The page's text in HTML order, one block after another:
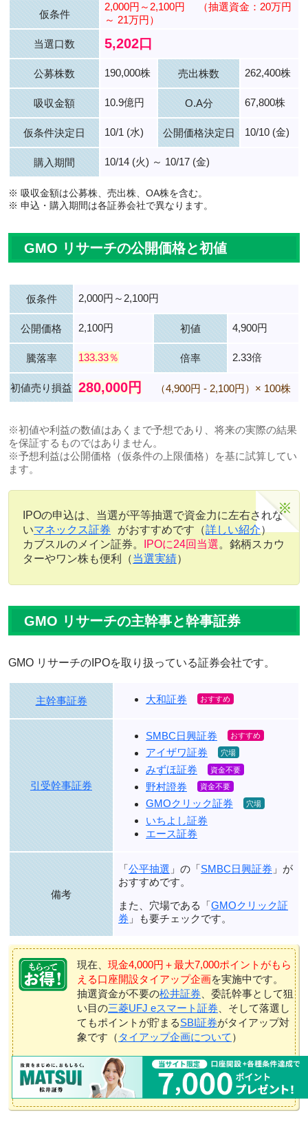
仮条件
2,000円～2,100円
（抽選資金：20万円
～ 21万円）
当選口数 5,202口
公募株数 190,000株 売出株数 262,400株
吸収金額 10.9億円 O.A分 67,800株
仮条件決定日 10/1 (水) 公開価格決定日 10/10 (金)
購入期間 10/14 (火) ～ 10/17 (金)
※ 吸収金額は公募株、売出株、OA株を含む。
※ 申込・購入期間は各証券会社で異なります。
GMO リサーチの公開価格と初値
仮条件 2,000円～2,100円
公開価格 2,100円 初値 4,900円
騰落率 133.33％ 倍率 2.33倍
初値売り損益 280,000円 （4,900円 - 2,100円）× 100株
※初値や利益の数値はあくまで予想であり、将来の実際の結果
を保証するものではありません。
※予想利益は公開価格（仮条件の上限価格）を基に試算してい
ます。
IPOの申込は、当選が平等抽選で資金力に左右されな
いマネックス証券 がおすすめです（詳しい紹介）
カブスルのメイン証券。
IPOに24回当選。銘柄スカウ
ターやワン株も便利（当選実績）
GMO リサーチの主幹事と幹事証券
GMO リサーチのIPOを取り扱っている証券会社です。
主幹事証券 大和証券
引受幹事証券
SMBC日興証券
アイザワ証券
みずほ証券
野村證券
GMOクリック証券
いちよし証券
エース証券
備考
「公平抽選 」の「SMBC日興証券 」が
おすすめです。
また、穴場である「GMOクリック証
券 」も要チェックです。
現在、 現金4,000円＋最大7,000ポイントがもら
える口座開設タイアップ企画を実施中です。
抽選資金が不要の松井証券 、委託幹事として狙
い目の三菱UFJ eスマート証券 、そして落選し
てもポイントが貯まるSBI証券がタイアップ対
象です（ タイアップ企画について ）